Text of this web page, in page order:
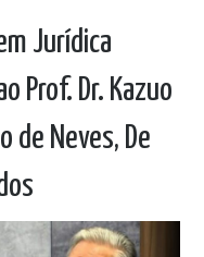
Jurídica
Prof. Dr. Kazuo
de Neves, De